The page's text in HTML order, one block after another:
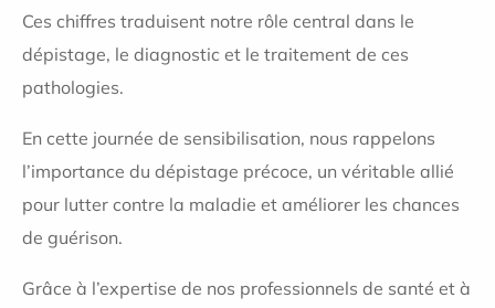
Ces chiffres traduisent notre rôle central dans le
dépistage, le diagnostic et le traitement de ces
pathologies.
En cette journée de sensibilisation, nous rappelons
l’importance du dépistage précoce, un véritable allié
pour lutter contre la maladie et améliorer les chances
de guérison.
Grâce à l’expertise de nos professionnels de santé et à